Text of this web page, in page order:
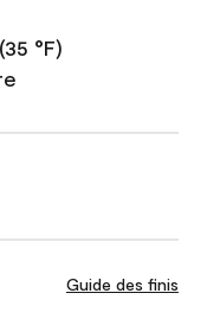
°F)
Guide des finis